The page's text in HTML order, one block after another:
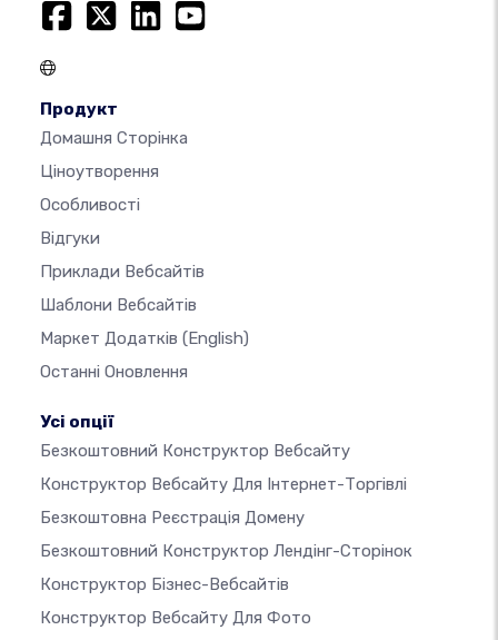
Продукт
Домашня Сторінка
Ціноутворення
Особливості
Відгуки
Приклади Вебсайтів
Шаблони Вебсайтів
Маркет Додатків (English)
Останні Оновлення
Усі опції
Безкоштовний Конструктор Вебсайту
Конструктор Вебсайту Для Інтернет-Торгівлі
Безкоштовна Реєстрація Домену
Безкоштовний Конструктор Лендінг-Сторінок
Конструктор Бізнес-Вебсайтів
Конструктор Вебсайту Для Фото